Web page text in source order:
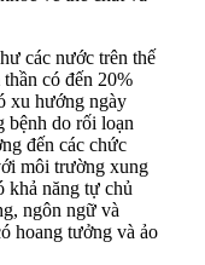
các nước trên thế
có đến 20%
xu hướng ngày
bệnh do rối loạn
đến các chức
môi trường xung
khả năng tự chủ
ngôn ngữ và
hoang tưởng và ảo